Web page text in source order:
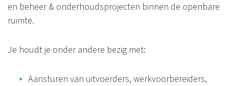
en beheer & onderhoudsprojecten binnen de openbare
ruimte.
Je houdt je onder andere bezig met:
Aansturen van uitvoerders, werkvoorbereiders,